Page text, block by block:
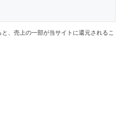
、売上の一部が当サイトに還元されるこ